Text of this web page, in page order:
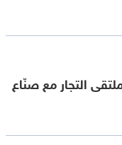
التجار مع صنّاع